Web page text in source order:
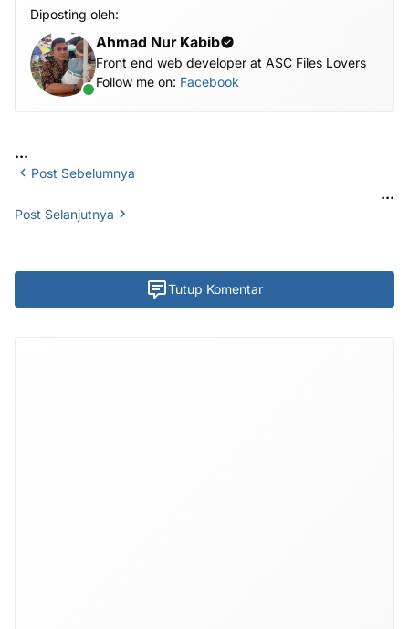
Diposting oleh:
Ahmad Nur Kabib
Front end web developer at ASC Files Lovers
Follow me on: Facebook
...
Post Sebelumnya
...
Post Selanjutnya
Tutup Komentar